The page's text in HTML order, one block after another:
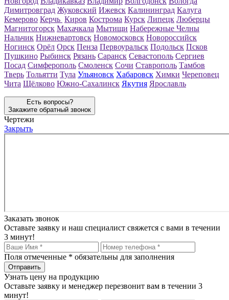
Димитровград Жуковский Ижевск Калининград Калуга
Кемерово Керчь Киров Кострома Курск Липецк Люберцы
Магнитогорск Махачкала Мытищи Набережные Челны
Нальчик Нижневартовск Новомосковск Новороссийск
Ногинск Орёл Орск Пенза Первоуральск Подольск Псков
Пушкино Рыбинск Рязань Саранск Севастополь Сергиев
Посад Симферополь Смоленск Сочи Ставрополь Тамбов
Тверь Тольятти Тула Ульяновск Хабаровск Химки Череповец
Чита Щёлково Южно-Сахалинск Якутия Ярославль
Есть вопросы?
Закажите обратный звонок
Чертежи
Закрыть
Заказать звонок
Оставьте заявку и наш специалист свяжется с вами в течении
3 минут!
Поля отмеченные * обязательны для заполнения
Узнать цену на продукцию
Оставьте заявку и менеджер перезвонит вам в течении 3
минут!